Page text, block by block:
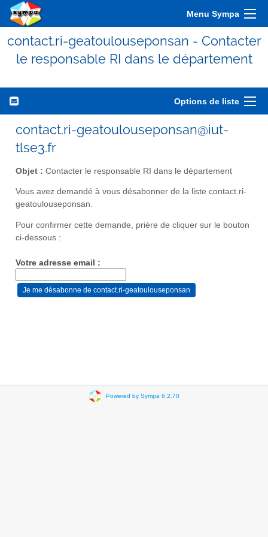
Menu Sympa
contact.ri-geatoulouseponsan - Contacter
le responsable RI dans le département
Options de liste
contact.ri-geatoulouseponsan@iut-
tlse3.fr
Objet : Contacter le responsable RI dans le département
Vous avez demandé à vous désabonner de la liste contact.ri-
geatoulouseponsan.
Pour confirmer cette demande, prière de cliquer sur le bouton
ci-dessous :
Votre adresse email :
Powered by Sympa 6.2.70